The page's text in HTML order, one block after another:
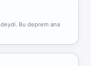
Bu deprem ana